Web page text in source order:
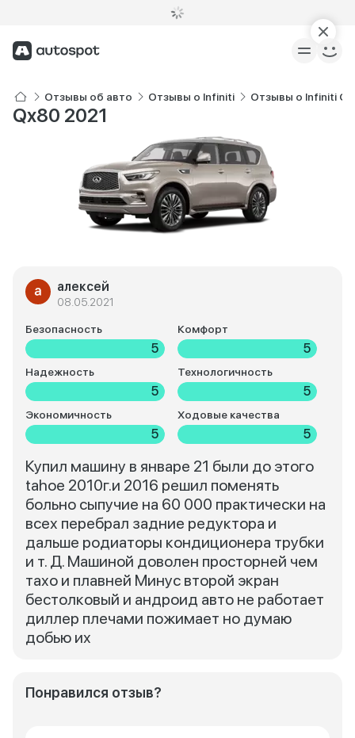
Отзывы об авто Отзывы о Infiniti Отзывы о Infiniti
Qx80 2021
алексей
08.05.2021
Безопасность
5
Комфорт
5
Надежность
5
Технологичность
5
Экономичность
5
Ходовые качества
5
Купил машину в январе 21 были до этого
tahoe 2010г.и 2016 решил поменять
больно сыпучие на 60 000 практически на
всех перебрал задние редуктора и
дальше родиаторы кондиционера трубки
и т. Д. Машиной доволен просторней чем
тахо и плавней Минус второй экран
бестолковый и андроид авто не работает
диллер плечами пожимает но думаю
добью их
Понравился отзыв?